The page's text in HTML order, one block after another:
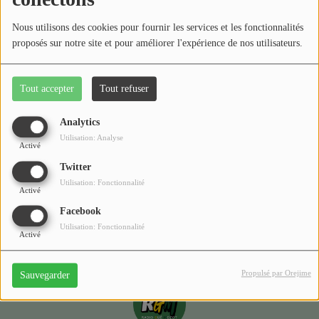
Nous utilisons des cookies pour fournir les services et les fonctionnalités
proposés sur notre site et pour améliorer l'expérience de nos utilisateurs.
Tout accepter Tout refuser
Analytics
Activé
Utilisation: Analyse
Twitter
Activé
Utilisation: Fonctionnalité
Facebook
Activé
Utilisation: Fonctionnalité
Sauvegarder Propulsé par Orejime
Médias
Podcasts
Photos
Dédicaces
Jeux Concours
Contact
Oups, vous avez
rencontré une erreur.